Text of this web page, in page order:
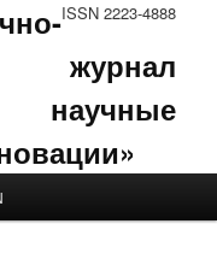
ISSN 2223-4888
журнал
научные